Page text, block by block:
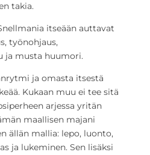
takia.
itseään auttavat
työnohjaus,
ja musta huumori.
ja omasta itsestä
Kukaan muu ei tee sitä
arjessa yritän
maallisen majani
ällän mallia: lepo, luonto,
ja lukeminen. Sen lisäksi